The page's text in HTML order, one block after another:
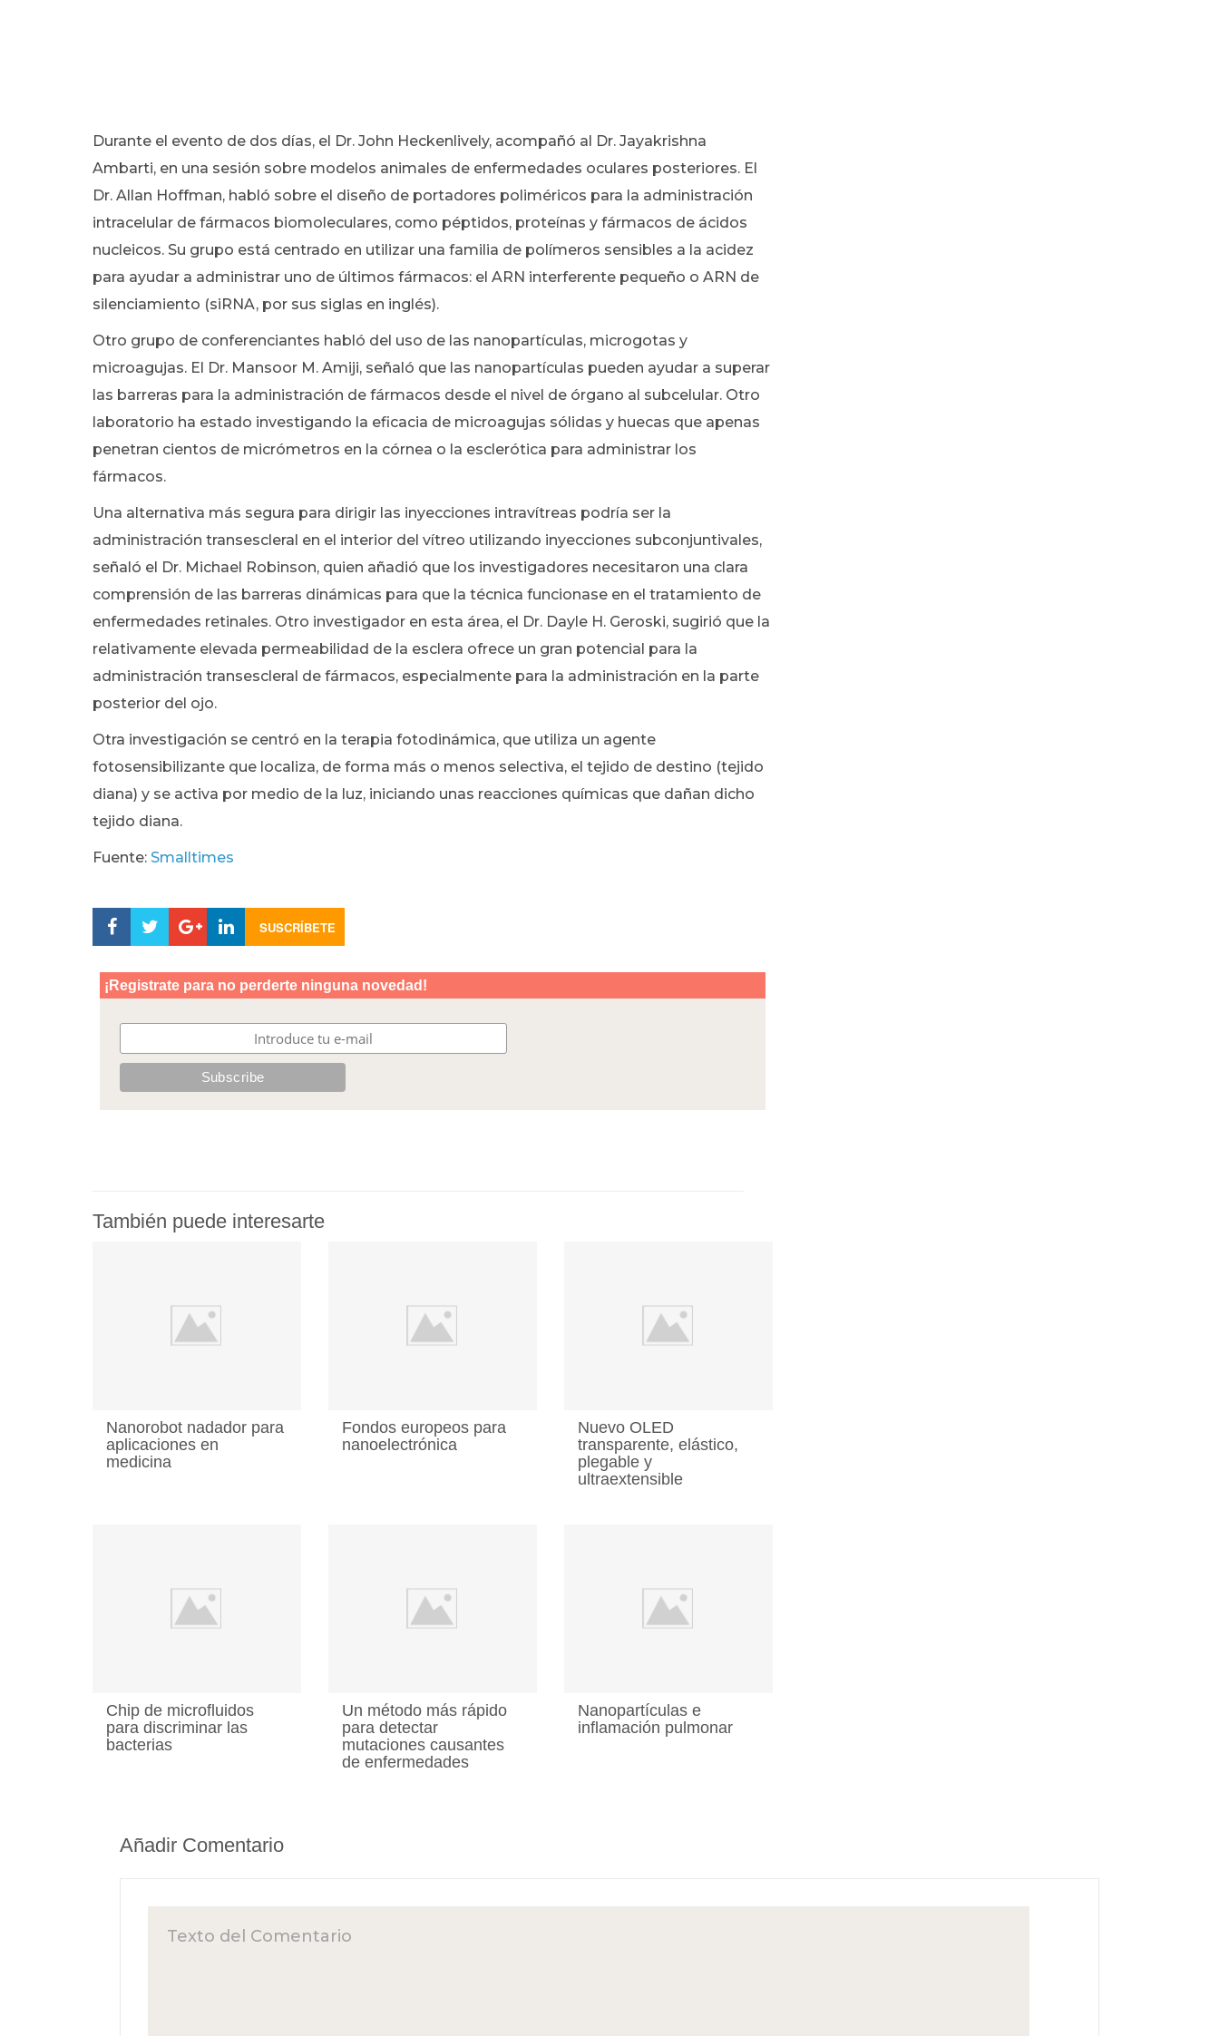
Durante el evento de dos días, el Dr. John Heckenlively, acompañó al Dr. Jayakrishna
Ambarti, en una sesión sobre modelos animales de enfermedades oculares posteriores. El
Dr. Allan Hoffman, habló sobre el diseño de portadores poliméricos para la administración
intracelular de fármacos biomoleculares, como péptidos, proteínas y fármacos de ácidos
nucleicos. Su grupo está centrado en utilizar una familia de polímeros sensibles a la acidez
para ayudar a administrar uno de últimos fármacos: el ARN interferente pequeño o ARN de
silenciamiento (siRNA, por sus siglas en inglés).
Otro grupo de conferenciantes habló del uso de las nanopartículas, microgotas y
microagujas. El Dr. Mansoor M. Amiji, señaló que las nanopartículas pueden ayudar a superar
las barreras para la administración de fármacos desde el nivel de órgano al subcelular. Otro
laboratorio ha estado investigando la eficacia de microagujas sólidas y huecas que apenas
penetran cientos de micrómetros en la córnea o la esclerótica para administrar los
fármacos.
Una alternativa más segura para dirigir las inyecciones intravítreas podría ser la
administración transescleral en el interior del vítreo utilizando inyecciones subconjuntivales,
señaló el Dr. Michael Robinson, quien añadió que los investigadores necesitaron una clara
comprensión de las barreras dinámicas para que la técnica funcionase en el tratamiento de
enfermedades retinales. Otro investigador en esta área, el Dr. Dayle H. Geroski, sugirió que la
relativamente elevada permeabilidad de la esclera ofrece un gran potencial para la
administración transescleral de fármacos, especialmente para la administración en la parte
posterior del ojo.
Otra investigación se centró en la terapia fotodinámica, que utiliza un agente
fotosensibilizante que localiza, de forma más o menos selectiva, el tejido de destino (tejido
diana) y se activa por medio de la luz, iniciando unas reacciones químicas que dañan dicho
tejido diana.
Fuente: Smalltimes
SUSCRÍBETE
También puede interesarte
Nanorobot nadador para
aplicaciones en
medicina
Fondos europeos para
nanoelectrónica
Nuevo OLED
transparente, elástico,
plegable y
ultraextensible
Chip de microfluidos
para discriminar las
bacterias
Un método más rápido
para detectar
mutaciones causantes
de enfermedades
Nanopartículas e
inflamación pulmonar
Añadir Comentario